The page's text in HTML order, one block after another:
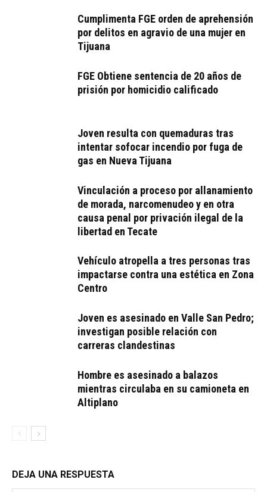
Cumplimenta FGE orden de aprehensión
por delitos en agravio de una mujer en
Tijuana
FGE Obtiene sentencia de 20 años de
prisión por homicidio calificado
Joven resulta con quemaduras tras
intentar sofocar incendio por fuga de
gas en Nueva Tijuana
Vinculación a proceso por allanamiento
de morada, narcomenudeo y en otra
causa penal por privación ilegal de la
libertad en Tecate
Vehículo atropella a tres personas tras
impactarse contra una estética en Zona
Centro
Joven es asesinado en Valle San Pedro;
investigan posible relación con
carreras clandestinas
Hombre es asesinado a balazos
mientras circulaba en su camioneta en
Altiplano
DEJA UNA RESPUESTA